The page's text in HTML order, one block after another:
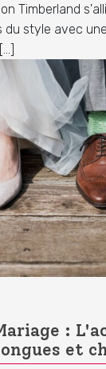
Timberland
du style avec
:
et